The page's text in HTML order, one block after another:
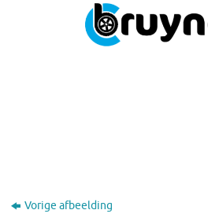
Vorige afbeelding